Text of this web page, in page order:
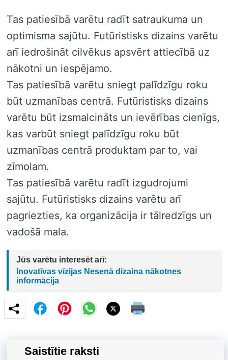
Tas patiesībā varētu radīt satraukuma un
optimisma sajūtu. Futūristisks dizains varētu
arī iedrošināt cilvēkus apsvērt attiecībā uz
nākotni un iespējamo.
Tas patiesībā varētu sniegt palīdzīgu roku
būt uzmanības centrā. Futūristisks dizains
varētu būt izsmalcināts un ievērības cienīgs,
kas varbūt sniegt palīdzīgu roku būt
uzmanības centrā produktam par to, vai
zīmolam.
Tas patiesībā varētu radīt izgudrojumi
sajūtu. Futūristisks dizains varētu arī
pagriezties, ka organizācija ir tālredzīgs un
vadošā mala.
Jūs varētu interesēt arī:
Inovatīvas vīzijas Nesenā dizaina nākotnes
informācija
Saistītie raksti